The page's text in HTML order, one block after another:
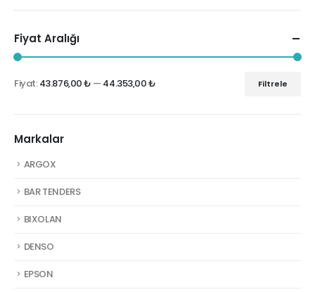
Fiyat Aralığı
En
En
Filtrele
Fiyat:43.876,00 ₺ — 44.353,00 ₺
Markalar
ARGOX
BAR TENDERS
BIXOLAN
DENSO
EPSON